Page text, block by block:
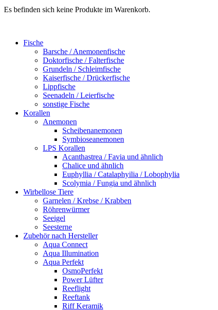
Es befinden sich keine Produkte im Warenkorb.
Fische
Barsche / Anemonenfische
Doktorfische / Falterfische
Grundeln / Schleimfische
Kaiserfische / Drückerfische
Lippfische
Seenadeln / Leierfische
sonstige Fische
Korallen
Anemonen
Scheibenanemonen
Symbioseanemonen
LPS Korallen
Acanthastrea / Favia und ähnlich
Chalice und ähnlich
Euphyllia / Catalaphyilia / Lobophylia
Scolymia / Fungia und ähnlich
Wirbellose Tiere
Garnelen / Krebse / Krabben
Röhrenwürmer
Seeigel
Seesterne
Zubehör nach Hersteller
Aqua Connect
Aqua Illumination
Aqua Perfekt
OsmoPerfekt
Power Lüfter
Reeflight
Reeftank
Riff Keramik